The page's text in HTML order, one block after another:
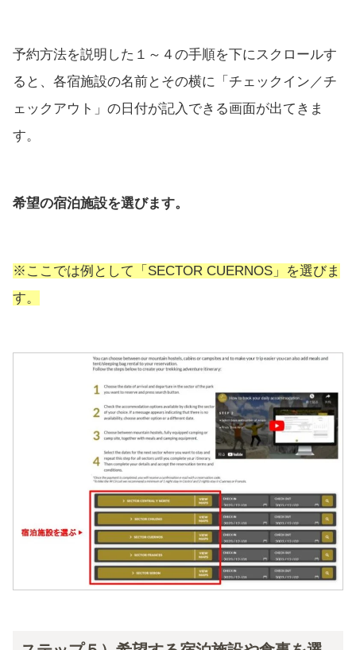
予約方法を説明した１～４の手順を下にスクロールす
ると、各宿施設の名前とその横に「チェックイン／チ
ェックアウト」の日付が記入できる画面が出てきま
す。
希望の宿泊施設を選びます。
※ここでは例として「SECTOR CUERNOS」を選びま
す。